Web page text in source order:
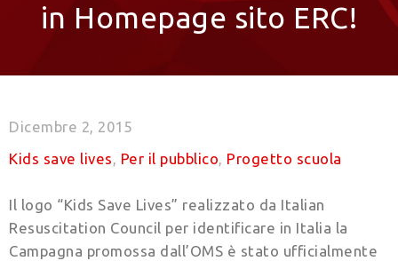
in Homepage sito ERC!
Dicembre 2, 2015
Kids save lives, Per il pubblico, Progetto scuola
Il logo “Kids Save Lives” realizzato da Italian
Resuscitation Council per identificare in Italia la
Campagna promossa dall’OMS è stato ufficialmente